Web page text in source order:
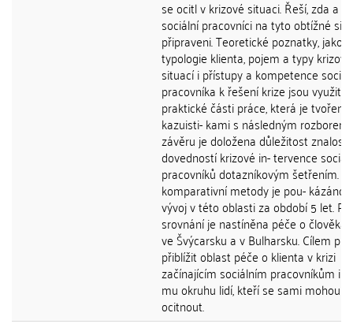
se ocitl v krizové situaci. Řeší, zda a
sociální pracovníci na tyto obtížné
připraveni. Teoretické poznatky, jako
typologie klienta, pojem a typy
situací i přístupy a kompetence soci-
pracovníka k řešení krize jsou využity
praktické části práce, která je tvořena
kazuisti- kami s následným
závěru je doložena důležitost
dovedností krizové in- tervence
pracovníků dotazníkovým šetřením.
komparativní metody je pou- kázáno
vývoj v této oblasti za období 5 let.
srovnání je nastíněna péče o člověka
ve Švýcarsku a v Bulharsku. Cílem
přiblížit oblast péče o klienta v krizi
začínajícím sociálním pracovníkům i
mu okruhu lidí, kteří se sami mohou v
ocitnout.